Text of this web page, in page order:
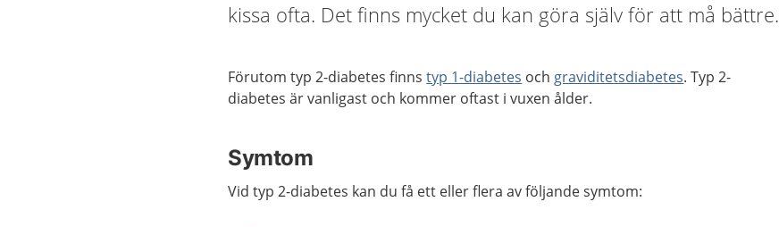
kissa ofta. Det finns mycket du kan göra själv för att må bättre.
Förutom typ 2-diabetes finnstyp 1-diabetes och graviditetsdiabetes. Typ 2-
diabetes är vanligast och kommer oftast i vuxen ålder.
Symtom
Vid typ 2-diabetes kan du få ett eller flera av följande symtom: